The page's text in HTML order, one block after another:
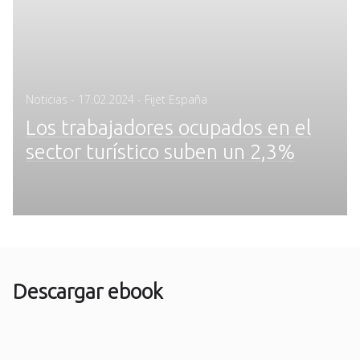
Noticias - Posted
17.02.2024 - Fijet España
Los trabajadores ocupados en el
sector turístico suben un 2,3%
Descargar ebook